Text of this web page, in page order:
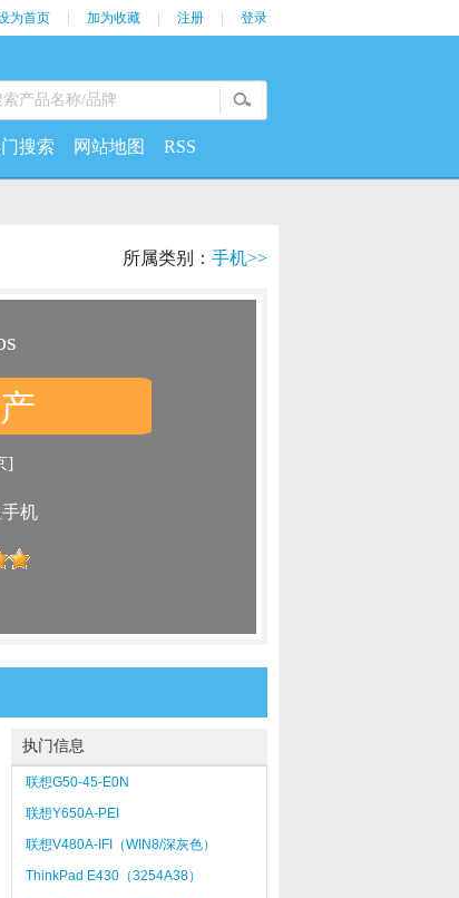
为首页 加为收藏 注册 登录
搜索 网站地图 RSS
所属类别： 手机>>
]
机
执门信息
联想G50-45-E0N
联想Y650A-PEI
联想V480A-IFI（WIN8/深灰色）
ThinkPad E430（3254A38）